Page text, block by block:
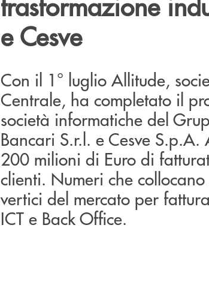
e Cesve
Con il 1° luglio Allitude,
Centrale, ha completato il
società informatiche del
Bancari S.r.l. e Cesve
200 milioni di Euro di
clienti. Numeri che
vertici del mercato per
ICT e Back Office.